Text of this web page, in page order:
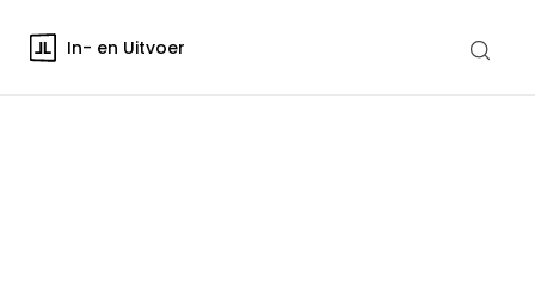
In- en Uitvoer